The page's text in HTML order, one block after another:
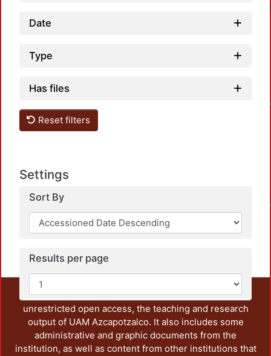
Date
Type
Has files
Reset filters
Settings
Sort By
Results per page
This repository preserves and disseminates, in
unrestricted open access, the teaching and research
output of UAM Azcapotzalco. It also includes some
administrative and graphic documents from the
institution, as well as content from other institutions that